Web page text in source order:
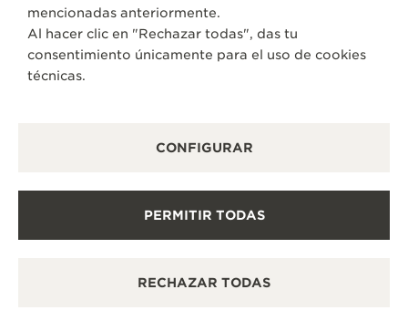
mencionadas anteriormente.
Al hacer clic en "Rechazar todas", das tu
consentimiento únicamente para el uso de cookies
técnicas.
CONFIGURAR
PERMITIR TODAS
RECHAZAR TODAS